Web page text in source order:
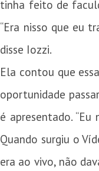
tinha feito de
“Era nisso que eu
disse Iozzi.
Ela contou que
oportunidade
é apresentado.
Quando surgiu o
era ao vivo, não